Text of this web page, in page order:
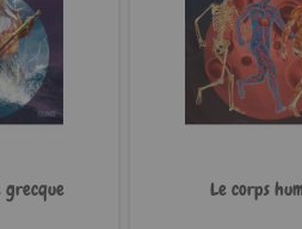
grecque Le corps